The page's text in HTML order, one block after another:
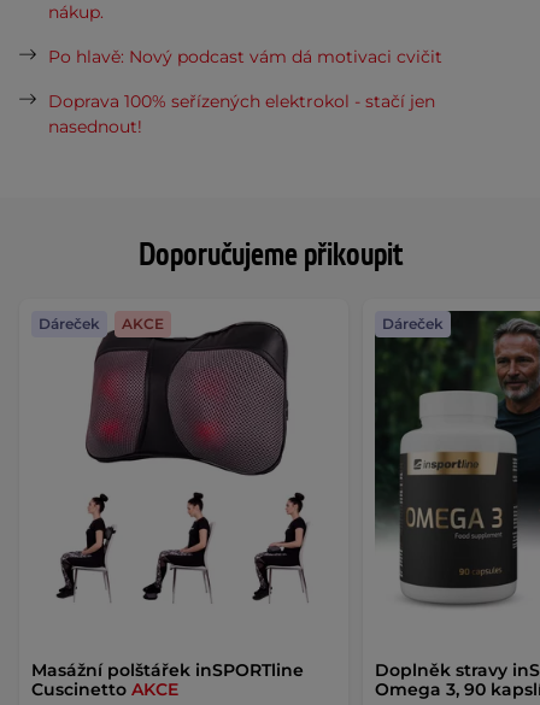
Doporučujeme přikoupit
Masážní polštářek inSPORTline
Cuscinetto AKCE
Dáreček AKCE
Doplněk stravy
Omega 3, 90
Dáreček
nákup.
Po hlavě: Nový podcast vám dá motivaci cvičit
Doprava 100% seřízených elektrokol - stačí jen
nasednout!